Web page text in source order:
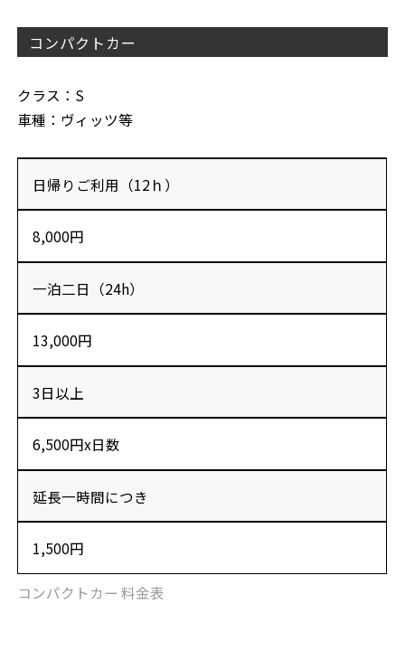
コンパクトカー
クラス：S
車種：ヴィッツ等
日帰りご利用（12ｈ）
8,000円
一泊二日（24h）
13,000円
3日以上
6,500円x日数
延長一時間につき
1,500円
コンパクトカー 料金表